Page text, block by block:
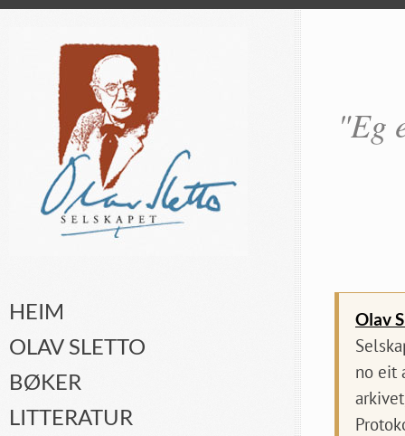
"Eg
Olav
no eit
HEIM
OLAV SLETTO
BØKER
LITTERATUR